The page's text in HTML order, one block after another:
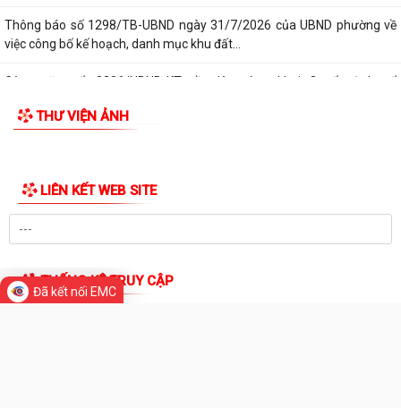
Di tích lịch sử - Văn hóa
Tổ Đại biểu số 05 HĐND thành phố tiếp xúc cử tri sau Kỳ họp thường lệ
Hội nghị tập huấn công tác Đoàn và phong trào thanh thiếu nhi năm
2026
thoại đường dây nóng tiếp nhận...
Lớp bồi dưỡng kiến thức An ninh phi truyền thống và Quản trị an ninh
Công văn số 3357/UBND-KT ngày 28/7/2026 của UBND phường v/v
phối hợp thông tin chương trình khảo...
Đã kết nối EMC